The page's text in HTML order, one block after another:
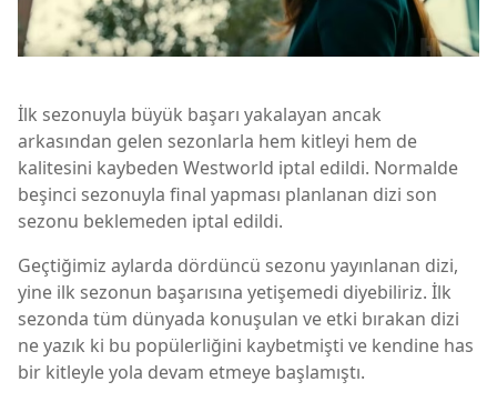
İlk sezonuyla büyük başarı yakalayan ancak
arkasından gelen sezonlarla hem kitleyi hem de
kalitesini kaybeden Westworld iptal edildi. Normalde
beşinci sezonuyla final yapması planlanan dizi son
sezonu beklemeden iptal edildi.
Geçtiğimiz aylarda dördüncü sezonu yayınlanan dizi,
yine ilk sezonun başarısına yetişemedi diyebiliriz. İlk
sezonda tüm dünyada konuşulan ve etki bırakan dizi
ne yazık ki bu popülerliğini kaybetmişti ve kendine has
bir kitleyle yola devam etmeye başlamıştı.